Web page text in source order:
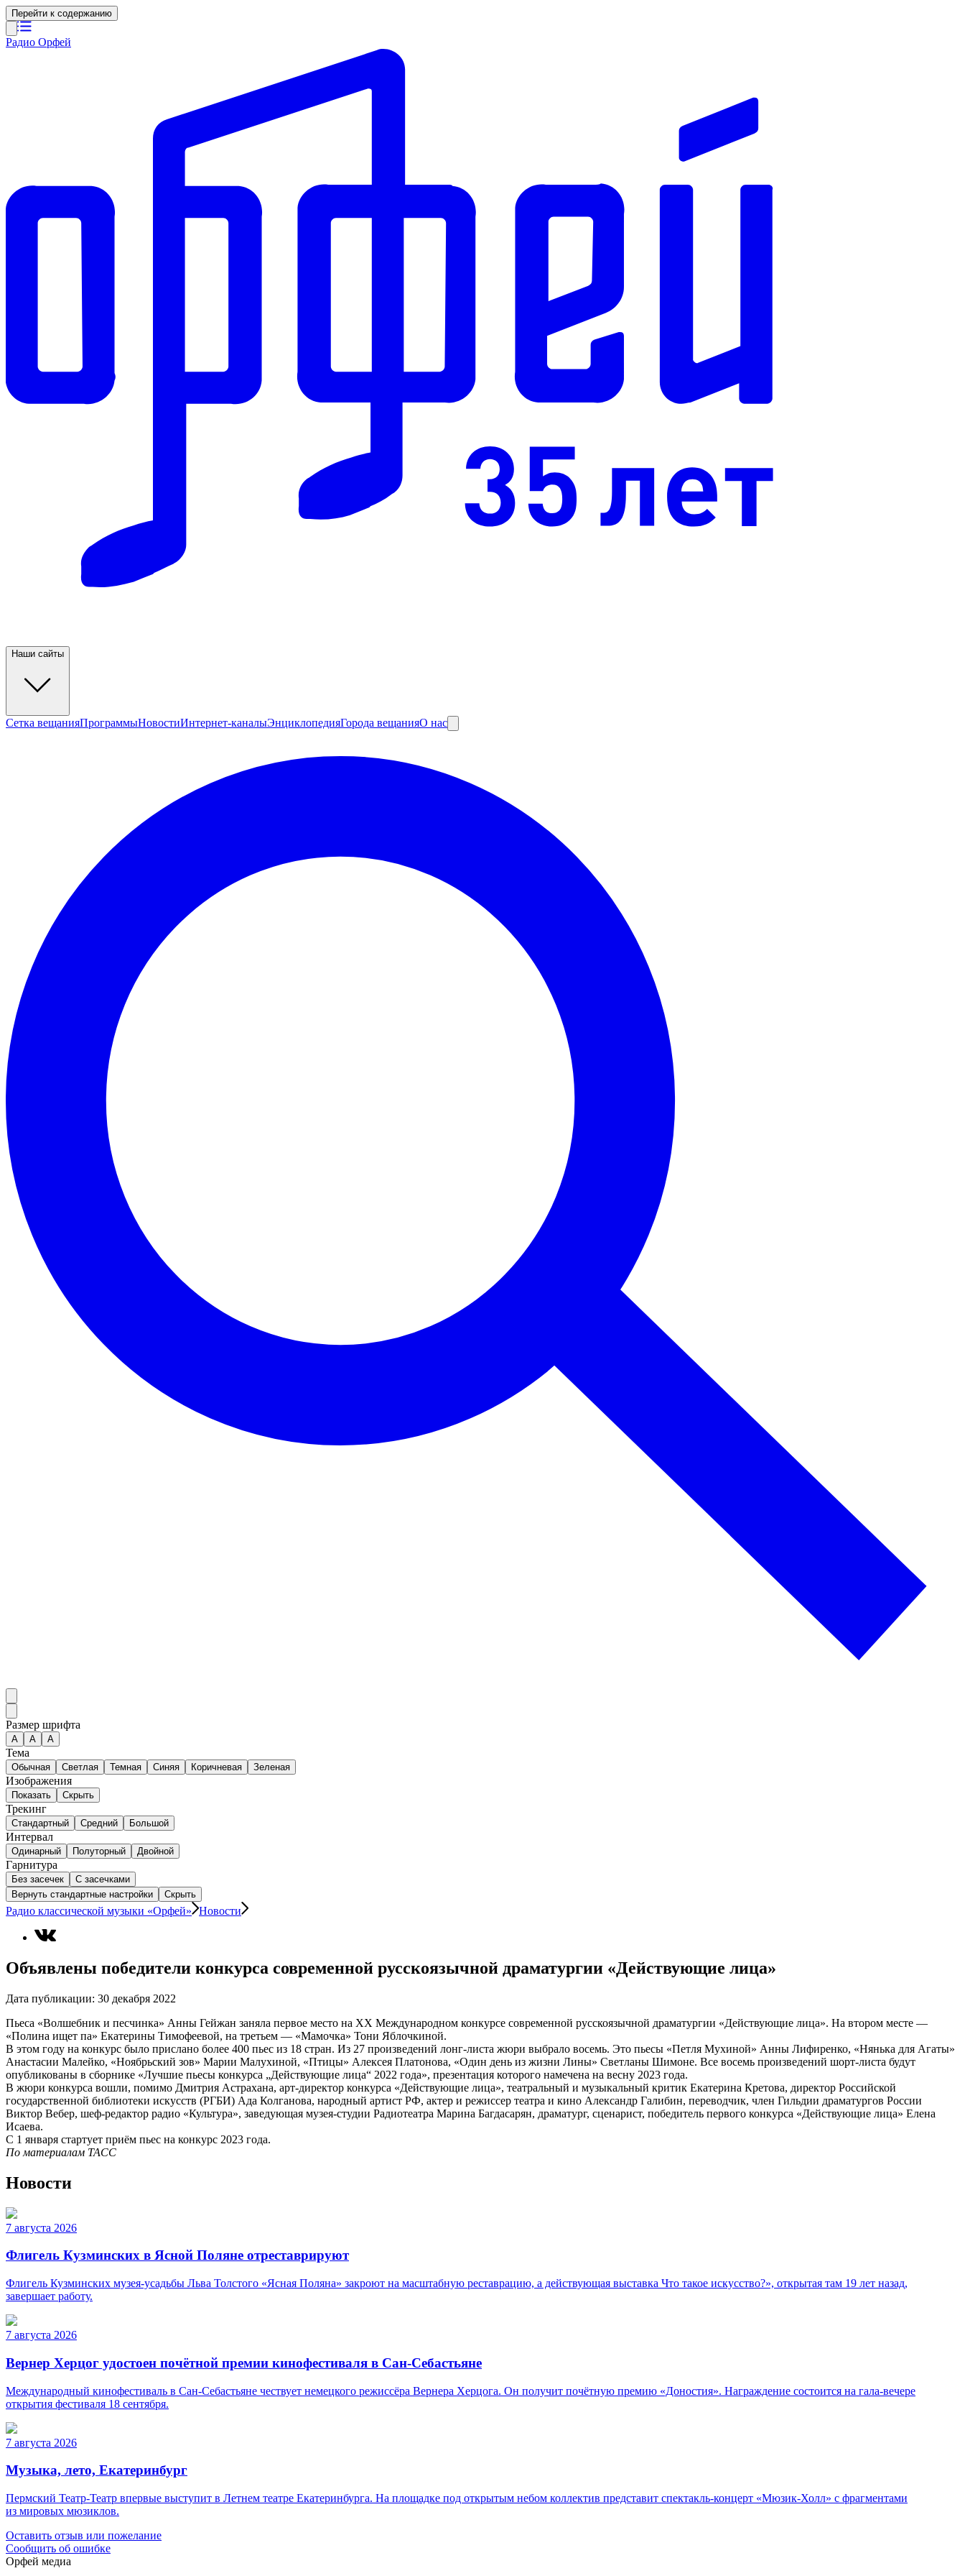
Перейти к содержанию
Радио Орфей
Наши сайты
Сетка вещанияПрограммыНовостиИнтернет-каналыЭнциклопедияГорода вещанияО нас
Размер шрифта
А A A
Тема
Обычная Светлая Темная Синяя Коричневая Зеленая
Изображения
Показать Скрыть
Трекинг
Стандартный Средний Большой
Интервал
Одинарный Полуторный Двойной
Гарнитура
Без засечек
С засечками
Вернуть стандартные настройки
Скрыть
Радио классической музыки «Орфей» Новости
Объявлены победители конкурса современной русскоязычной драматургии «Действующие лица»
Дата публикации: 30 декабря 2022
Пьеса «Волшебник и песчинка» Анны Гейжан заняла первое место на XX Международном конкурсе современной русскоязычной драматургии «Действующие лица». На втором месте —
«Полина ищет па» Екатерины Тимофеевой, на третьем — «Мамочка» Тони Яблочкиной.
В этом году на конкурс было прислано более 400 пьес из 18 стран. Из 27 произведений лонг-листа жюри выбрало восемь. Это пьесы «Петля Мухиной» Анны Лифиренко, «Нянька для Агаты»
Анастасии Малейко, «Ноябрьский зов» Марии Малухиной, «Птицы» Алексея Платонова, «Один день из жизни Лины» Светланы Шимоне. Все восемь произведений шорт-листа будут
опубликованы в сборнике «Лучшие пьесы конкурса „Действующие лица“ 2022 года», презентация которого намечена на весну 2023 года.
В жюри конкурса вошли, помимо Дмитрия Астрахана, арт-директор конкурса «Действующие лица», театральный и музыкальный критик Екатерина Кретова, директор Российской
государственной библиотеки искусств (РГБИ) Ада Колганова, народный артист РФ, актер и режиссер театра и кино Александр Галибин, переводчик, член Гильдии драматургов России
Виктор Вебер, шеф-редактор радио «Культура», заведующая музея-студии Радиотеатра Марина Багдасарян, драматург, сценарист, победитель первого конкурса «Действующие лица» Елена
Исаева.
С 1 января стартует приём пьес на конкурс 2023 года.
По материалам ТАСС
Новости
7 августа 2026
Флигель Кузминских в Ясной Поляне отреставрируют
Флигель Кузминских музея-усадьбы Льва Толстого «Ясная Поляна» закроют на масштабную реставрацию, а действующая выставка Что такое искусство?», открытая там 19 лет назад,
завершает работу.
7 августа 2026
Вернер Херцог удостоен почётной премии кинофестиваля в Сан-Себастьяне
Международный кинофестиваль в Сан-Себастьяне чествует немецкого режиссёра Вернера Херцога. Он получит почётную премию «Доностия». Награждение состоится на гала-вечере
открытия фестиваля 18 сентября.
7 августа 2026
Музыка, лето, Екатеринбург
Пермский Театр-Театр впервые выступит в Летнем театре Екатеринбурга. На площадке под открытым небом коллектив представит спектакль-концерт «Мюзик-Холл» с фрагментами
из мировых мюзиклов.
Оставить отзыв или пожелание
Сообщить об ошибке
Орфей медиа